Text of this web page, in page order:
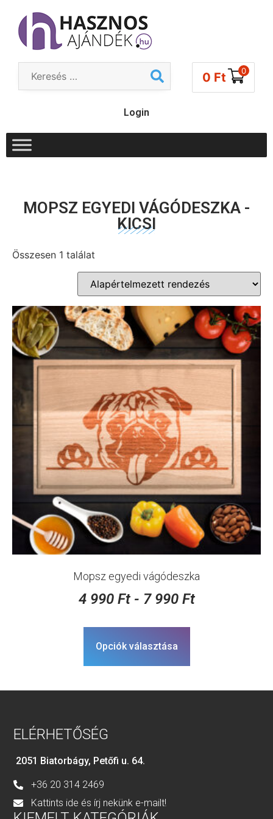
0 Ft 0
Login
MOPSZ EGYEDI VÁGÓDESZKA -
KICSI
Összesen 1 találat
Mopsz egyedi vágódeszka
4 990 Ft- 7 990 Ft
Opciók választása
ELÉRHETŐSÉG
2051 Biatorbágy, Petőfi u. 64.
+36 20 314 2469
Kattints ide és írj nekünk e-mailt!